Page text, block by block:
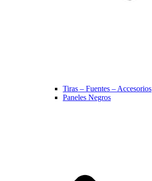
Tiras – Fuentes – Accesorios
Paneles Negros